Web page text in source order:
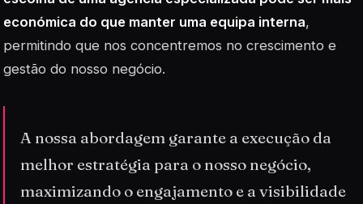
económica do que manter uma equipa interna,
permitindo que nos concentremos no crescimento e
gestão do nosso negócio.
A nossa abordagem garante a execução da
melhor estratégia para o nosso negócio,
maximizando o engajamento e a visibilidade